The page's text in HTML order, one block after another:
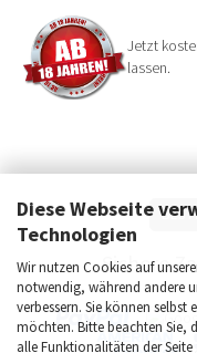
Diese Webseite
Technologien
Wir nutzen Cookies auf
notwendig, während andere
verbessern. Sie können selbst
möchten. Bitte beachten Sie,
alle Funktionalitäten der Seite
Jetzt
lassen.
Sichere